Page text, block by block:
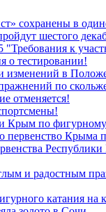
сохранены в
шестого
"Требования к
тестировании!
изменений в
по
отменяется!
Крым по
Крыма
и радостным
катания на